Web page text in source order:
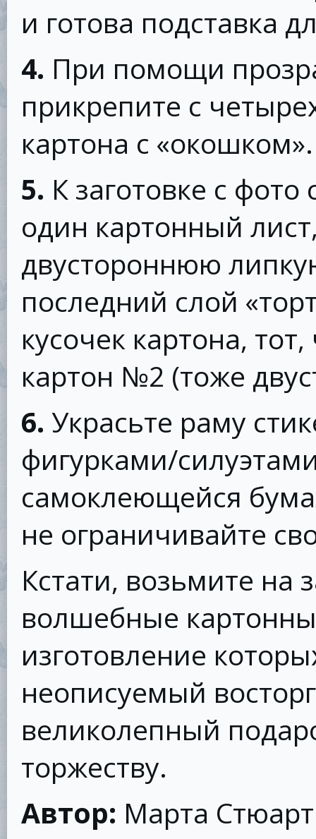
и готова подставка
4. При помощи
прикрепите с
картона с «окошком».
5. К заготовке с
один картонный
двустороннюю
последний слой
кусочек картона,
картон №2 (тоже
6. Украсьте раму
фигурками/
самоклеющейся
не ограничивайте
Кстати, возьмите на
волшебные
изготовление
неописуемый
великолепный
торжеству.
Автор: Марта Стюарт